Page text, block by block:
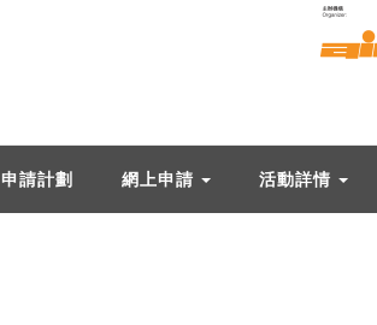
申請計劃 網上申請 活動詳情